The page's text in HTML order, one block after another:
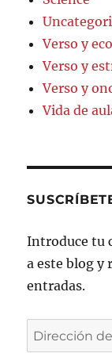
Verso y
Verso y
Verso y
Vida de
Introduce tu
a este blog y
entradas.
Dirección
de